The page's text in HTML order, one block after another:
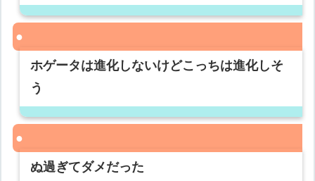
ホゲータは進化しないけどこっちは進化しそ
う
ぬ過ぎてダメだった